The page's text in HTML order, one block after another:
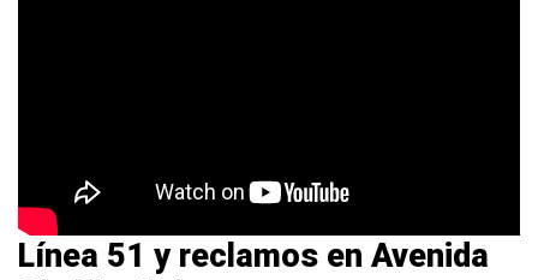
Línea 51 y reclamos en Avenida